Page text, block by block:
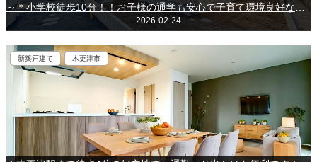
～＊小学校徒歩10分！！お子様の通学も安心で子育て環境良好な新築戸建◎＊～◆船橋市金杉5丁目◆
2026-02-24
新築戸建て 木更津市